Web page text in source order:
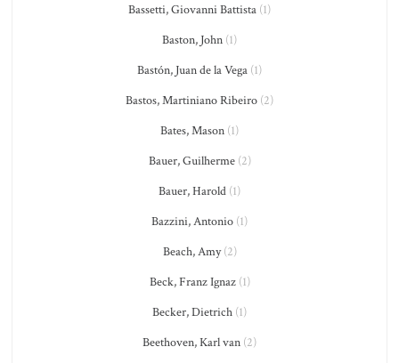
Bassetti, Giovanni Battista (1)
Baston, John (1)
Bastón, Juan de la Vega (1)
Bastos, Martiniano Ribeiro (2)
Bates, Mason (1)
Bauer, Guilherme(2)
Bauer, Harold (1)
Bazzini, Antonio (1)
Beach, Amy(2)
Beck, Franz Ignaz(1)
Becker, Dietrich (1)
Beethoven, Karl van (2)